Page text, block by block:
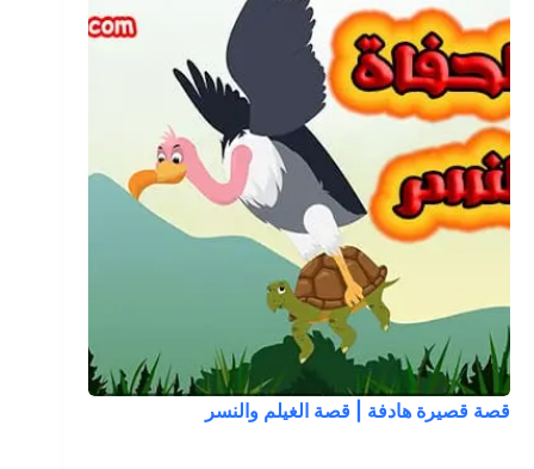
قصة قصيرة هادفة | قصة الغيلم والنسر